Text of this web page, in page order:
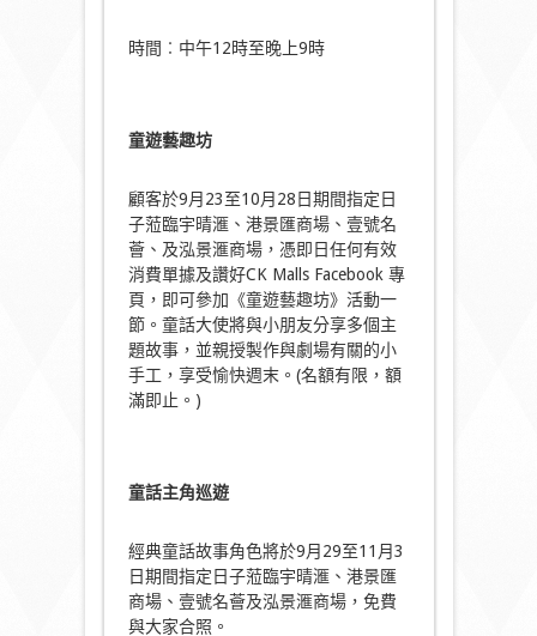
時間︰中午12時至晚上9時
童遊藝趣坊
顧客於9月23至10月28日期間指定日
子蒞臨宇晴滙、港景匯商場、壹號名
薈、及泓景滙商場，憑即日任何有效
消費單據及讚好CK Malls Facebook 專
頁，即可參加《童遊藝趣坊》活動一
節。童話大使將與小朋友分享多個主
題故事，並親授製作與劇場有關的小
手工，享受愉快週末。(名額有限，額
滿即止。)
童話主角巡遊
經典童話故事角色將於9月29至11月3
日期間指定日子蒞臨宇晴滙、港景匯
商場、壹號名薈及泓景滙商場，免費
與大家合照。